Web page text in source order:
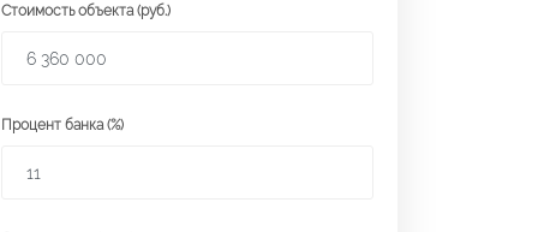
Стоимость объекта (руб.)
Процент банка (%)